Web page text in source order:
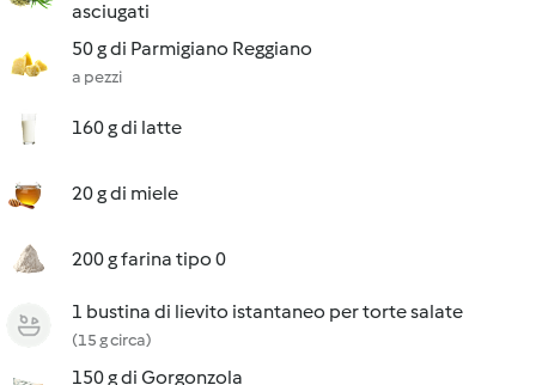
asciugati
50 g di Parmigiano Reggiano
a pezzi
160 g di latte
20 g di miele
200 g farina tipo 0
1 bustina di lievito istantaneo per torte salate
(15 g circa)
150 g di Gorgonzola